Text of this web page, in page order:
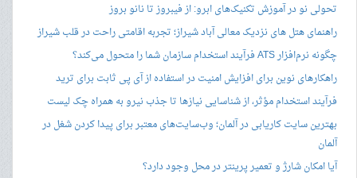
تحولی نو در آموزش تکنیک‌های ابرو: از فیبروز تا نانو بروز
راهنمای هتل های نزدیک معالی آباد شیراز؛ تجربه اقامتی راحت در قلب شیراز
چگونه نرم‌افزار ATS فرآیند استخدام سازمان شما را متحول می‌کند؟
راهکارهای نوین برای افزایش امنیت در استفاده از آی پی ثابت برای ترید
فرآیند استخدام مؤثر، از شناسایی نیازها تا جذب نیرو به همراه چک لیست
بهترین سایت کاریابی در آلمان؛ وب‌سایت‌های معتبر برای پیدا کردن شغل در
آلمان
آیا امکان شارژ و تعمیر پرینتر در محل وجود دارد؟